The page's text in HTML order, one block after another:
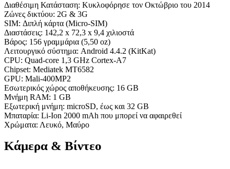
Διαθέσιμη Κατάσταση: Κυκλοφόρησε τον Οκτώβριο του 2014
Ζώνες δικτύου: 2G & 3G
SIM: Διπλή κάρτα (Micro-SIM)
Διαστάσεις: 142,2 x 72,3 x 9,4 χιλιοστά
Βάρος: 156 γραμμάρια (5,50 oz)
Λειτουργικό σύστημα: Android 4.4.2 (KitKat)
CPU: Quad-core 1,3 GHz Cortex-A7
Chipset: Mediatek MT6582
GPU: Mali-400ΜΡ2
Εσωτερικός χώρος αποθήκευσης: 16 GB
Μνήμη RAM: 1 GB
Εξωτερική μνήμη: microSD, έως και 32 GB
Μπαταρία: Li-Ion 2000 mAh που μπορεί να αφαιρεθεί
Χρώματα: Λευκό, Μαύρο
Κάμερα & Βίντεο